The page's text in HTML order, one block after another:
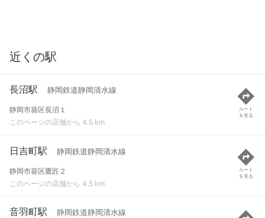
近くの駅
長沼駅 静岡鉄道静岡清水線
静岡市葵区長沼１
このページの店舗から 4.5 km
ルート
を見る
日吉町駅 静岡鉄道静岡清水線
静岡市葵区鷹匠２
このページの店舗から 4.5 km
ルート
を見る
音羽町駅 静岡鉄道静岡清水線